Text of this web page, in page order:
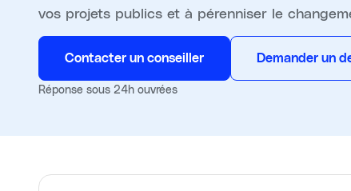
vos projets publics et à pérenniser le
Contacter un conseiller Demander un
Réponse sous 24h ouvrées